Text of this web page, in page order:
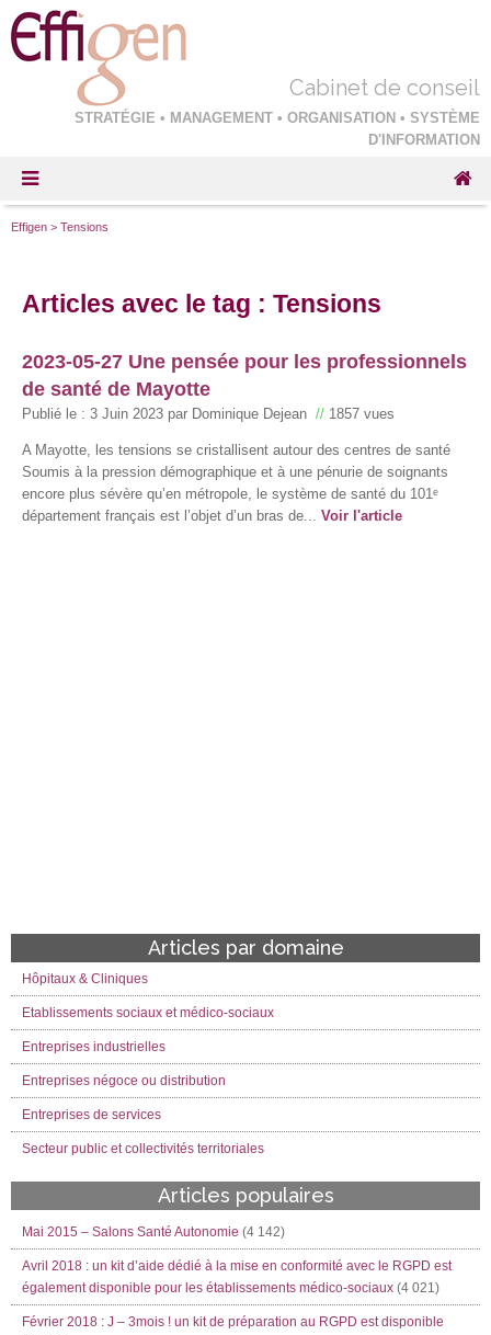
Cabinet de conseil
STRATÉGIE • MANAGEMENT • ORGANISATION • SYSTÈME
D'INFORMATION
Effigen > Tensions
Articles avec le tag : Tensions
2023-05-27 Une pensée pour les professionnels
de santé de Mayotte
Publié le : 3 Juin 2023 par Dominique Dejean // 1857 vues
A Mayotte, les tensions se cristallisent autour des centres de santé
Soumis à la pression démographique et à une pénurie de soignants
encore plus sévère qu’en métropole, le système de santé du 101ᵉ
département français est l’objet d’un bras de... Voir l'article
Articles par domaine
Hôpitaux & Cliniques
Etablissements sociaux et médico-sociaux
Entreprises industrielles
Entreprises négoce ou distribution
Entreprises de services
Secteur public et collectivités territoriales
Articles populaires
Mai 2015 – Salons Santé Autonomie (4 142)
Avril 2018 : un kit d’aide dédié à la mise en conformité avec le RGPD est
également disponible pour les établissements médico-sociaux (4 021)
Février 2018 : J – 3mois ! un kit de préparation au RGPD est disponible